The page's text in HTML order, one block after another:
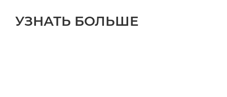
УЗНАТЬ БОЛЬШЕ